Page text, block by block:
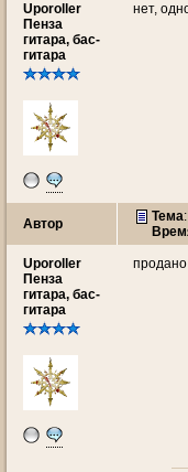
Uporoller
Пенза
гитара, бас-
гитара
нет,
Автор Тема
Uporoller
Пенза
гитара, бас-
гитара
продано